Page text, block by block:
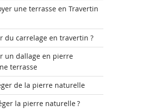
une terrasse en Travertin
du carrelage en travertin ?
un dallage en pierre
terrasse
de la pierre naturelle
la pierre naturelle ?